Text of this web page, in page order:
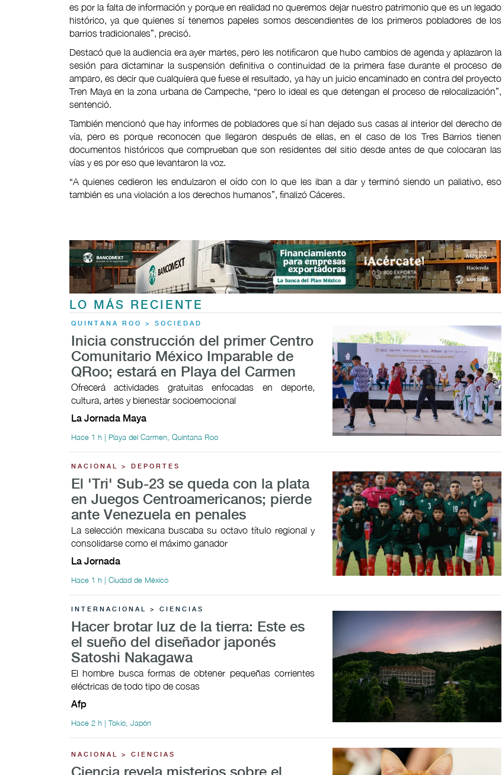
es por la falta de información y porque en realidad no queremos dejar nuestro patrimonio que es un legado
histórico, ya que quienes sí tenemos papeles somos descendientes de los primeros pobladores de los
barrios tradicionales”, precisó.
Destacó que la audiencia era ayer martes, pero les notificaron que hubo cambios de agenda y aplazaron la
sesión para dictaminar la suspensión definitiva o continuidad de la primera fase durante el proceso de
amparo, es decir que cualquiera que fuese el resultado, ya hay un juicio encaminado en contra del proyecto
Tren Maya en la zona urbana de Campeche, “pero lo ideal es que detengan el proceso de relocalización”,
sentenció.
También mencionó que hay informes de pobladores que sí han dejado sus casas al interior del derecho de
vía, pero es porque reconocen que llegaron después de ellas, en el caso de los Tres Barrios tienen
documentos históricos que comprueban que son residentes del sitio desde antes de que colocaran las
vías y es por eso que levantaron la voz.
“A quienes cedieron les endulzaron el oído con lo que les iban a dar y terminó siendo un paliativo, eso
también es una violación a los derechos humanos”, finalizó Cáceres.
LO MÁS RECIENTE
QUINTANA ROO > SOCIEDAD
Inicia construcción del primer Centro
Comunitario México Imparable de
QRoo; estará en Playa del Carmen
Ofrecerá actividades gratuitas enfocadas en deporte,
cultura, artes y bienestar socioemocional
La Jornada Maya
Hace 1 h | Playa del Carmen, Quintana Roo
NACIONAL > DEPORTES
El 'Tri' Sub-23 se queda con la plata
en Juegos Centroamericanos; pierde
ante Venezuela en penales
La selección mexicana buscaba su octavo título regional y
consolidarse como el máximo ganador
La Jornada
Hace 1 h | Ciudad de México
INTERNACIONAL > CIENCIAS
Hacer brotar luz de la tierra: Este es
el sueño del diseñador japonés
Satoshi Nakagawa
El hombre busca formas de obtener pequeñas corrientes
eléctricas de todo tipo de cosas
Afp
Hace 2 h | Tokio, Japón
NACIONAL > CIENCIAS